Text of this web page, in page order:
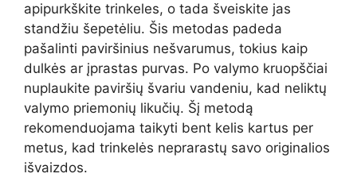
apipurkškite trinkeles, o tada šveiskite jas
standžiu šepetėliu. Šis metodas padeda
pašalinti paviršinius nešvarumus, tokius kaip
dulkės ar įprastas purvas. Po valymo kruopščiai
nuplaukite paviršių švariu vandeniu, kad neliktų
valymo priemonių likučių. Šį metodą
rekomenduojama taikyti bent kelis kartus per
metus, kad trinkelės neprarastų savo originalios
išvaizdos.